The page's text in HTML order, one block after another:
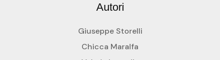
Autori
Giuseppe Storelli
Chicca Maralfa